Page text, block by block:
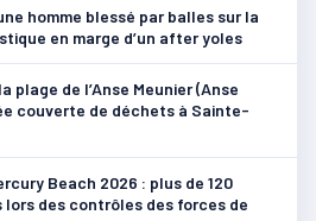
homme blessé par balles sur la
en marge d’un after yoles
plage de l’Anse Meunier (Anse
couverte de déchets à Sainte-
Beach 2026 : plus de 120
des contrôles des forces de